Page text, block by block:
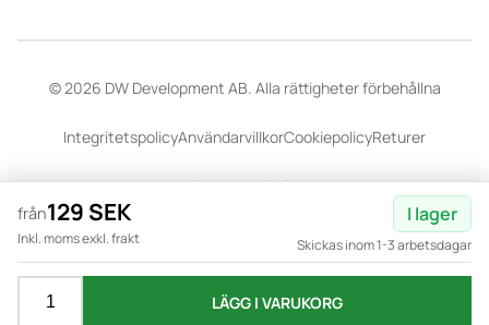
från129 SEK
Inkl. moms exkl. frakt
I lager
Skickas inom 1-3 arbetsdagar
LÄGG I VARUKORG
© 2026 DW Development AB. Alla rättigheter förbehållna
IntegritetspolicyAnvändarvillkorCookiepolicyReturer
Webbplats avDalarö Design